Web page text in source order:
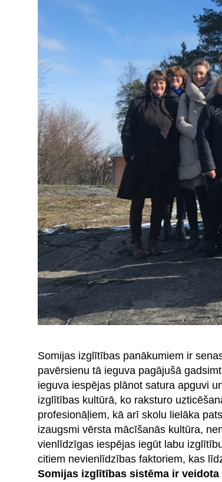
Somijas izglītības panākumiem ir
pavērsienu tā ieguva pagājušā
ieguva iespējas plānot satura apguvi
izglītības kultūrā, ko raksturo
profesionāļiem, kā arī skolu lielāka
izaugsmi vērsta mācīšanās kultūra,
vienlīdzīgas iespējas iegūt labu
citiem nevienlīdzības faktoriem, kas
Somijas izglītības sistēma ir